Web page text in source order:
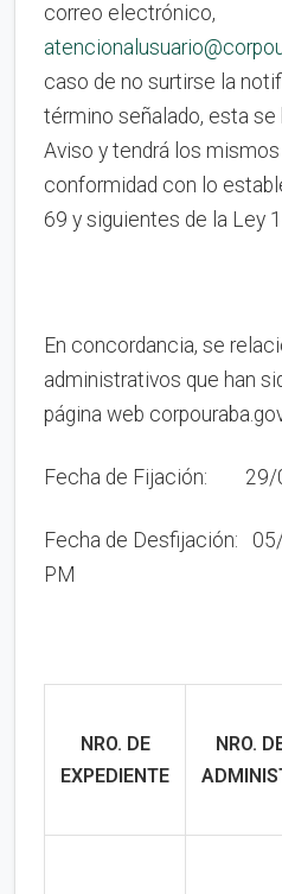
correo electrónico,
caso de no surtirse la
término señalado, esta se
Aviso y tendrá los
conformidad con lo
69 y siguientes de la Ley
En concordancia, se
administrativos que han
página web
Fecha de Fijación: 29/
Fecha de Desfijación:
PM
NRO. DE
EXPEDIENTE
NRO.